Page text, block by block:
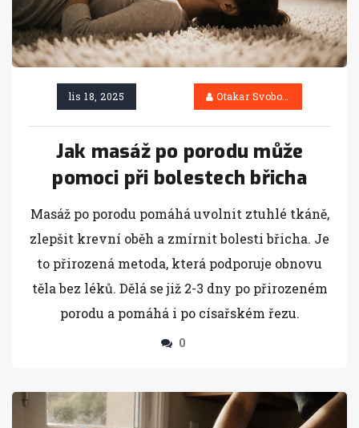
lis 18, 2025 Otakar Svoboda
Jak masáž po porodu může
pomoci při bolestech břicha
Masáž po porodu pomáhá uvolnit ztuhlé tkáně,
zlepšit krevní oběh a zmírnit bolesti břicha. Je
to přirozená metoda, která podporuje obnovu
těla bez léků. Dělá se již 2-3 dny po přirozeném
porodu a pomáhá i po císařském řezu.
0